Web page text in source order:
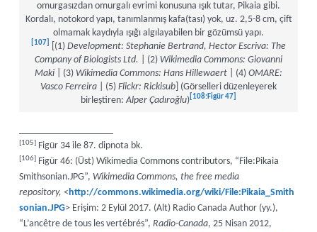
omurgasızdan omurgalı evrimi konusuna ışık tutar, Pikaia gibi.
Kordalı, notokord yapı, tanımlanmış kafa(tası) yok, uz. 2,5-8 cm, çift
olmamak kaydıyla ışığı algılayabilen bir gözümsü yapı.
[107] [(1) Development: Stephanie Bertrand, Hector Escriva: The
Company of Biologists Ltd.
| (2) Wikimedia Commons: Giovanni
Maki
| (3) Wikimedia Commons: Hans Hillewaert | (4) OMARE:
Vasco Ferreira
| (5) Flickr: Rickisub ] (Görselleri düzenleyerek
birleştiren: Alper Çadıroğlu)[108:Figür 47]
[105]Figür 34 ile 87. dipnota bk.
[106]Figür 46: (Üst) Wikimedia Commons contributors, “File:Pikaia
Smithsonian.JPG”, Wikimedia Commons, the free media
repository, <http://commons.wikimedia.org/wiki/File:Pikaia_Smith
sonian.JPG> Erişim: 2 Eylül 2017. (Alt) Radio Canada Author (yy.),
“L’ancêtre de tous les vertébrés”, Radio-Canada, 25 Nisan 2012,